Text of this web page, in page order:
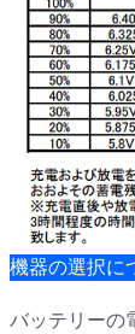
機器の選択に
バッテリーの